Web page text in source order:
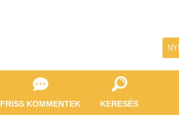
FRISS KOMMENTEK KERESÉS